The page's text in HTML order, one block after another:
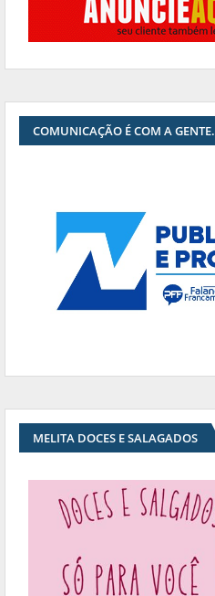
COMUNICAÇÃO É COM A GENTE.
MELITA DOCES E SALAGADOS